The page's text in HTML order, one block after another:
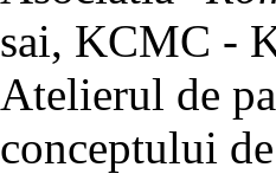
sai, KCMC -
Atelierul de
conceptului